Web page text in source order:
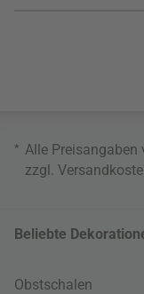
* Alle
zzgl.
Beliebte
Obstschalen